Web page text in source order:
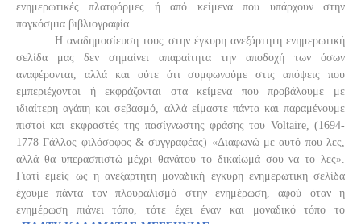
ενημερωτικές πλατφόρμες ή από κείμενα που υπάρχουν στην
παγκόσμια βιβλιογραφία.
Η αναδημοσίευση τους στην έγκυρη ανεξάρτητη ενημερωτική
σελίδα μας δεν σημαίνει απαραίτητα την αποδοχή των όσων
αναφέρονται, αλλά και ούτε ότι συμφωνούμε στις απόψεις που
εμπεριέχονται ή εκφράζονται στα κείμενα που προβάλουμε με
ιδιαίτερη αγάπη και σεβασμό, αλλά είμαστε πάντα και παραμένουμε
πιστοί και εκφραστές της πασίγνωστης φράσης του Voltaire, (1694-
1778 Γάλλος φιλόσοφος & συγγραφέας) «Διαφωνώ με αυτό που λες,
αλλά θα υπερασπιστώ μέχρι θανάτου το δικαίωμά σου να το λες».
Γιατί εμείς ως η ανεξάρτητη μοναδική έγκυρη ενημερωτική σελίδα
έχουμε πάντα τον πλουραλισμό στην ενημέρωση, αφού όταν η
ενημέρωση πιάνει τόπο, τότε έχει έναν και μοναδικό τόπο το